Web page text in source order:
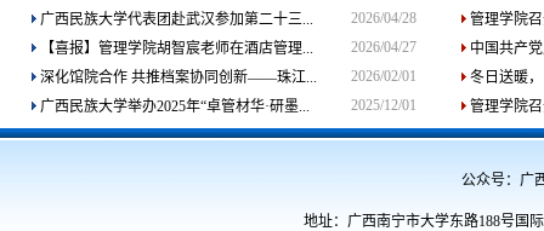
广西民族大学代表团赴武汉参加第二十三...
2026/04/28
【喜报】管理学院胡智宸老师在酒店管理...
2026/04/27
深化馆院合作 共推档案协同创新——珠江...
2026/02/01
广西民族大学举办2025年“卓管材华·研墨...
2025/12/01
管理学院
中国共产
冬日送暖
管理学院
公众号：广西民
地址：广西南宁市大学东路188号国